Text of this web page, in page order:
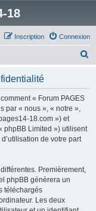
18
Connexion
Inscription
« Forum PAGES
par « nous », « notre »,
18.com ») et
phpBB Limited ») utilisent
de votre part
Premièrement,
phpBB génèrera un
téléchargés
Les deux